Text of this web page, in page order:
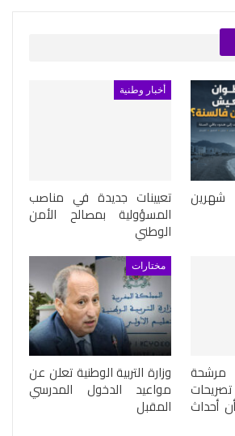
أخبار وطنية
تعيينات جديدة في مناصب
المسؤولية بمصالح الأمن
الوطني
مرشحة
أحداث
مختارات
وزارة التربية الوطنية تعلن عن
مواعيد الدخول المدرسي
المقبل